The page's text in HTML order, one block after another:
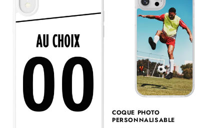
COQUE PHOTO
PERSONNALISABLE